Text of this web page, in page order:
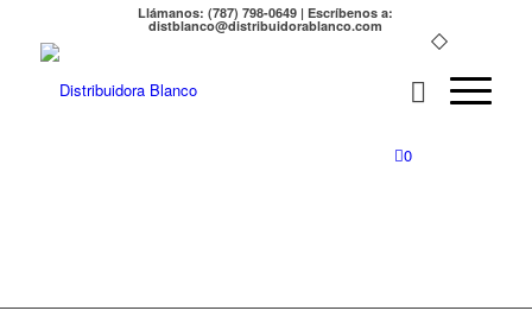
Llámanos: (787) 798-0649 | Escríbenos a:
distblanco@distribuidorablanco.com
0